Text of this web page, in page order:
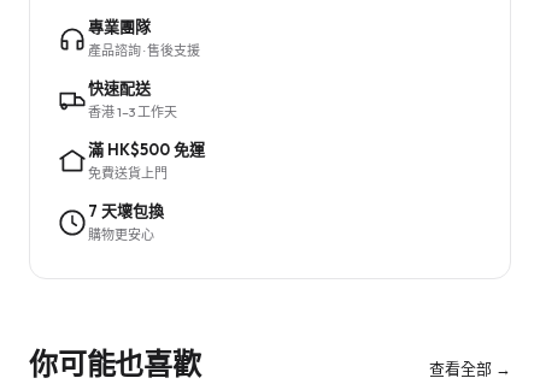
專業團隊
產品諮詢 · 售後支援
快速配送
香港 1–3 工作天
滿 HK$500 免運
免費送貨上門
7 天壞包換
購物更安心
你可能也喜歡 查看全部 →